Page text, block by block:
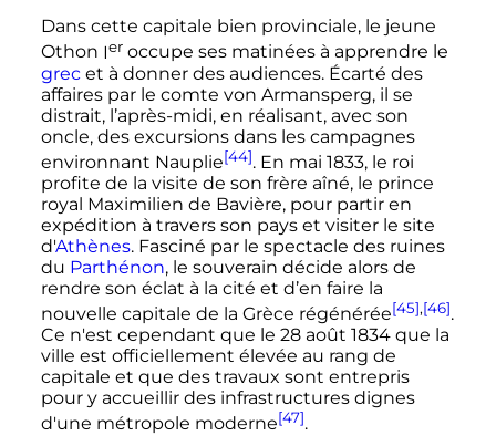
Dans cette capitale bien provinciale, le jeune
Othon Ieroccupe ses matinées à apprendre le
grecet à donner des audiences. Écarté des
affaires par le comte von Armansperg, il se
distrait, l’après-midi, en réalisant, avec son
oncle, des excursions dans les campagnes
environnant Nauplie[44]. En mai 1833, le roi
profite de la visite de son frère aîné, le prince
royal Maximilien de Bavière, pour partir en
expédition à travers son pays et visiter le site
d'Athènes. Fasciné par le spectacle des ruines
du Parthénon, le souverain décide alors de
rendre son éclat à la cité et d’en faire la
nouvelle capitale de la Grèce régénérée[45],[46].
Ce n'est cependant que le 28 août 1834que la
ville est officiellement élevée au rang de
capitale et que des travaux sont entrepris
pour y accueillir des infrastructures dignes
d'une métropole moderne[47].